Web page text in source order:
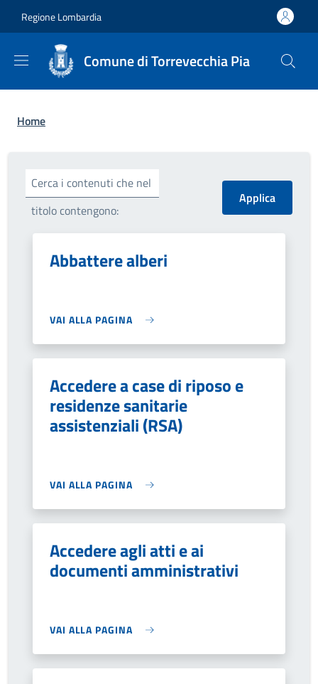
Regione Lombardia
Comune di Torrevecchia Pia
Briciole di pane
Home
Cerca i contenuti che nel
titolo contengono:
Abbattere alberi
VAI ALLA PAGINA
Accedere a case di riposo e
residenze sanitarie
assistenziali (RSA)
VAI ALLA PAGINA
Accedere agli atti e ai
documenti amministrativi
VAI ALLA PAGINA